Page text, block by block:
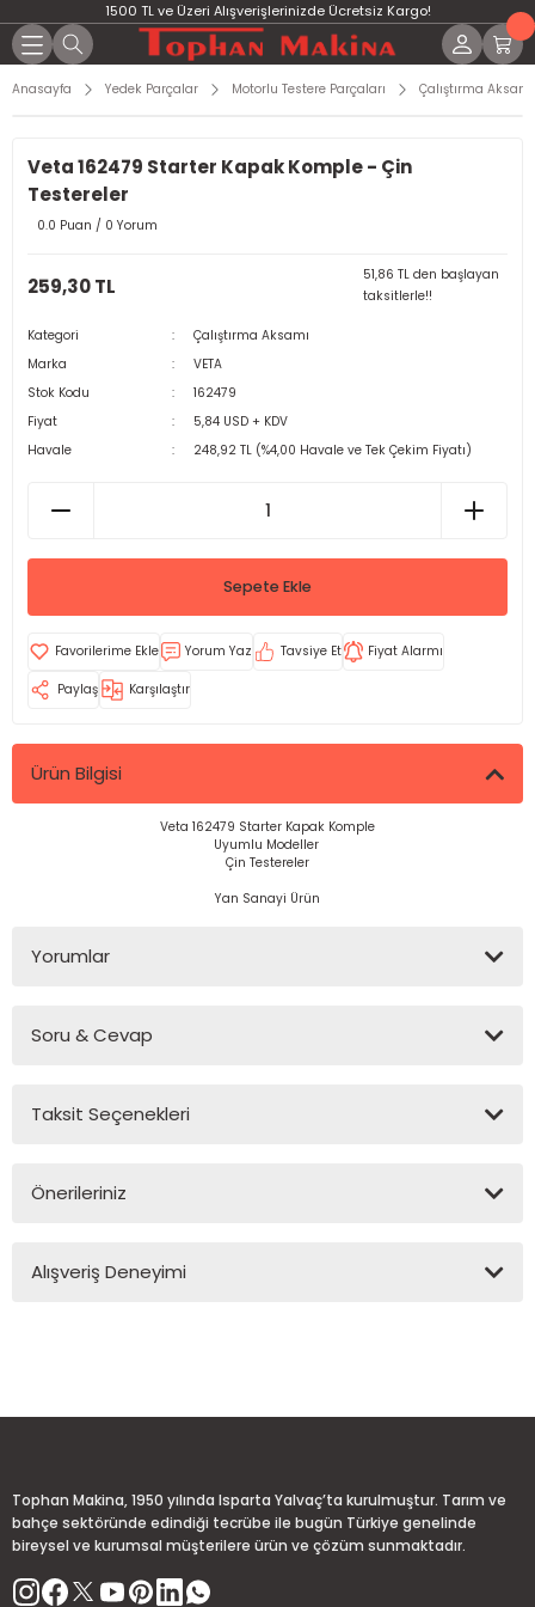
1500 TL ve Üzeri Alışverişlerinizde Ücretsiz Kargo!
Anasayfa Yedek Parçalar Motorlu Testere Parçaları Çalıştırma Aksamı
Veta 162479 Starter Kapak Komple - Çin
Testereler
0.0 Puan / 0 Yorum
259,30 TL
51,86 TL den başlayan
taksitlerle!!
Kategori
Çalıştırma Aksamı
Marka
VETA
Stok Kodu
162479
Fiyat
5,84 USD + KDV
Havale
248,92 TL (%4,00 Havale ve Tek Çekim Fiyatı)
Sepete Ekle
Yorum Yaz Tavsiye Et Fiyat Alarmı
Paylaş Karşılaştır
Ürün Bilgisi
Veta 162479 Starter Kapak Komple
Uyumlu Modeller
Çin Testereler
Yan Sanayi Ürün
Yorumlar
Soru & Cevap
Ürün hakkında henüz soru sorulmamış.
Taksit Seçenekleri
Önerileriniz
konularda yetersiz gördüğünüz noktaları öneri formunu
Bu ürüne benzer farklı alternatifler olmalı.
Alışveriş Deneyimi
Tophan Makina, 1950 yılında Isparta Yalvaç’ta kurulmuştur. Tarım ve
bahçe sektöründe edindiği tecrübe ile bugün Türkiye genelinde
bireysel ve kurumsal müşterilere ürün ve çözüm sunmaktadır.